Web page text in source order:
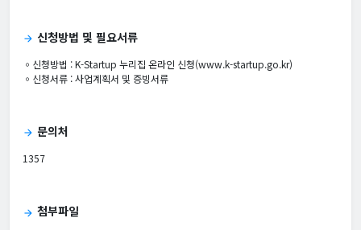
arrow_forward 신청방법 및 필요서류
◦신청방법 :K-Startup 누리집 온라인 신청(www.k-startup.go.kr)
◦신청서류 : 사업계획서 및 증빙서류
arrow_forward 문의처
1357
arrow_forward 첨부파일